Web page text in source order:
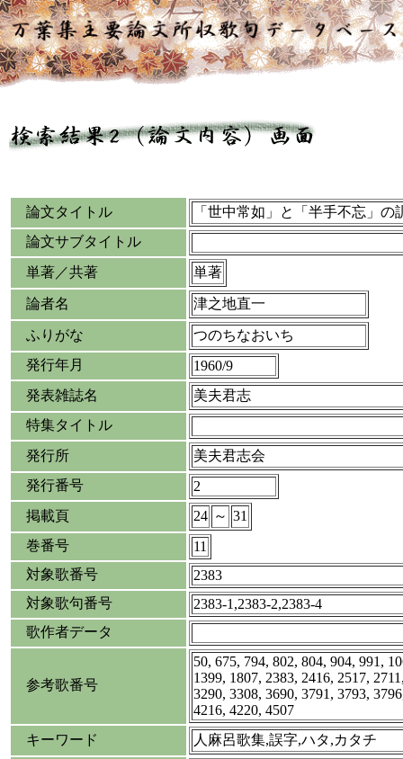
論文タイトル
「世中常如」と「半手不忘」の
論文サブタイトル
単著／共著
単著
論者名 津之地直一
ふりがな
つのちなおいち
発行年月
1960/9
発表雑誌名
美夫君志
特集タイトル
発行所
美夫君志会
発行番号
2
掲載頁
24 ～ 31
巻番号
11
対象歌番号
2383
対象歌句番号
2383-1,2383-2,2383-4
歌作者データ
参考歌番号
50, 675, 794, 802, 804, 904, 991,
1399, 1807, 2383, 2416, 2517,
3290, 3308, 3690, 3791, 3793,
4216, 4220, 4507
キーワード
人麻呂歌集,誤字,ハタ,カタチ